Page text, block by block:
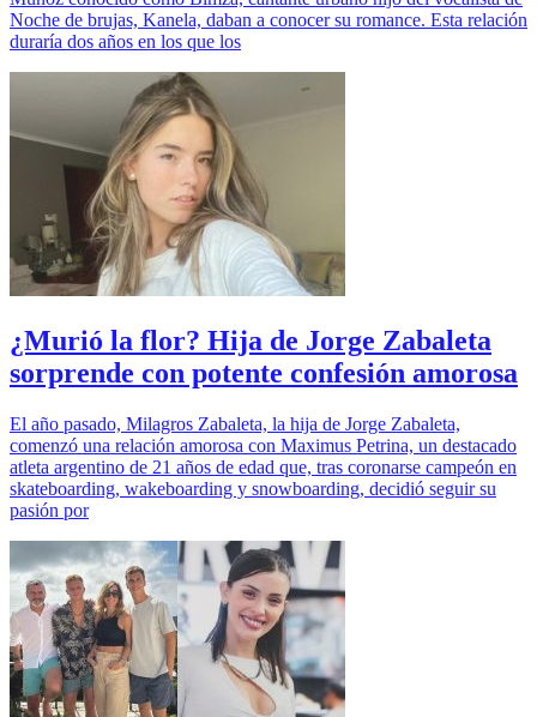
Noche de brujas, Kanela, daban a conocer su romance. Esta relación
duraría dos años en los que los
¿Murió la flor? Hija de Jorge Zabaleta
sorprende con potente confesión amorosa
El año pasado, Milagros Zabaleta, la hija de Jorge Zabaleta,
comenzó una relación amorosa con Maximus Petrina, un destacado
atleta argentino de 21 años de edad que, tras coronarse campeón en
skateboarding, wakeboarding y snowboarding, decidió seguir su
pasión por